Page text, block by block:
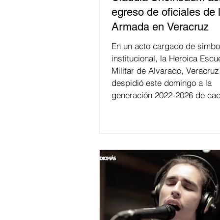
egreso de oficiales de
Armada en Veracruz
En un acto cargado de
institucional, la Heroica
Militar de Alvarado,
despidió este domingo a la
generación 2022-2026 de